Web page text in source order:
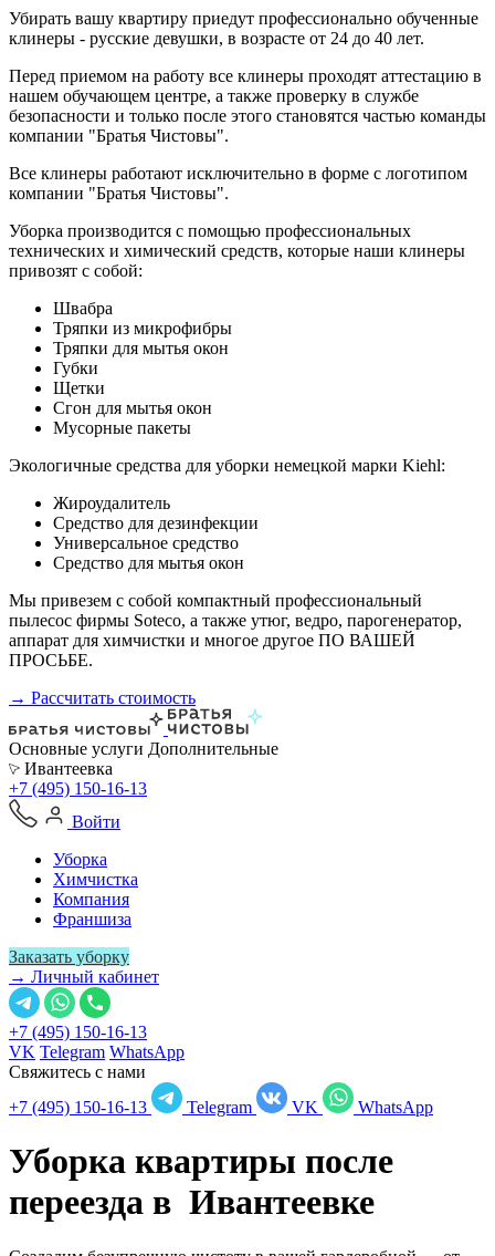
Убирать вашу квартиру приедут профессионально обученные
клинеры - русские девушки, в возрасте от 24 до 40 лет.
Перед приемом на работу все клинеры проходят аттестацию в
нашем обучающем центре, а также проверку в службе
безопасности и только после этого становятся частью команды
компании "Братья Чистовы".
Все клинеры работают исключительно в форме с логотипом
компании "Братья Чистовы".
Уборка производится с помощью профессиональных
технических и химический средств, которые наши клинеры
привозят с собой:
Швабра
Тряпки из микрофибры
Тряпки для мытья окон
Губки
Щетки
Сгон для мытья окон
Мусорные пакеты
Экологичные средства для уборки немецкой марки Kiehl:
Жироудалитель
Средство для дезинфекции
Универсальное средство
Средство для мытья окон
Мы привезем с собой компактный профессиональный
пылесос фирмы Soteco, а также утюг, ведро, парогенератор,
аппарат для химчистки и многое другое ПО ВАШЕЙ
ПРОСЬБЕ.
→ Рассчитать стоимость
Основные услуги Дополнительные
Ивантеевка
+7 (495) 150-16-13
Войти
Уборка
Химчистка
Компания
Франшиза
Заказать уборку
→ Личный кабинет
+7 (495) 150-16-13
VK Telegram WhatsApp
Свяжитесь с нами
+7 (495) 150-16-13
Telegram VK WhatsApp
Уборка квартиры после
переезда в Ивантеевке